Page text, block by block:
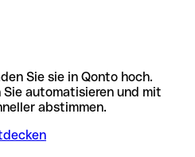
Sie sie in Qonto hoch.
automatisieren und mit
abstimmen.